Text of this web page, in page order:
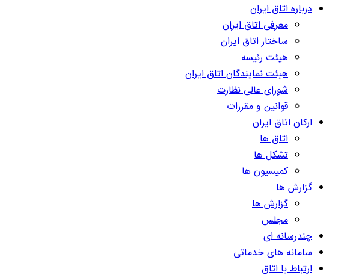
درباره اتاق ایران
معرفی اتاق ایران
ساختار اتاق ایران
هیئت رئیسه
هیئت نمایندگان اتاق ایران
شورای عالی نظارت
قوانین و مقررات
ارکان اتاق ایران
اتاق ها
تشکل ها
کمیسیون ها
گزارش ها
گزارش ها
مجلس
چندرسانه ای
سامانه های خدماتی
ارتباط با اتاق